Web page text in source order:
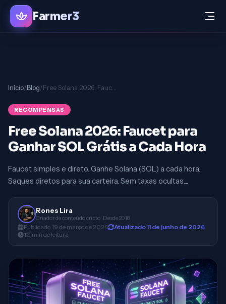
Farmer3
Início/Blog/
RECOMPENSAS
Free Solana 2026: Faucet para
Ganhar SOL Grátis a Cada Hora
Faucet simples e direto. Ganhe Solana (SOL) a cada hora.
Saques diretos para sua carteira. Sem taxas ocultas....
Rones Lira
Criador de conteúdo cripto · Desde 2018
Publicado 19 de março de 2026 Atualizado11 de junho de 2026
10 min de leitura